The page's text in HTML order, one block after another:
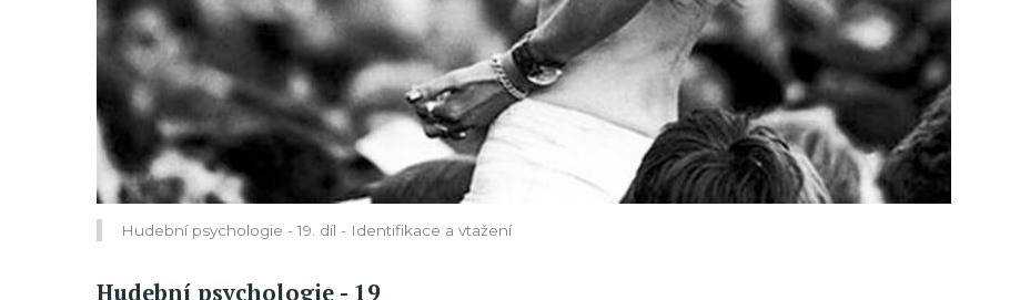
Hudební psychologie - 19. díl - Identifikace a vtažení
Hudební psychologie - 19